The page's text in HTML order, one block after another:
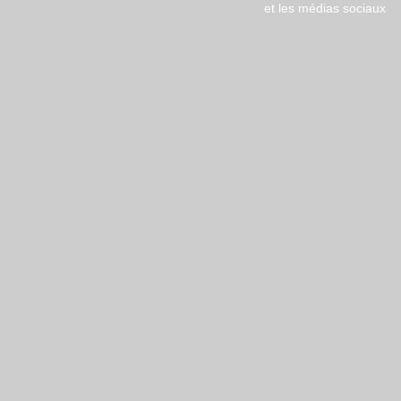
et les médias sociaux